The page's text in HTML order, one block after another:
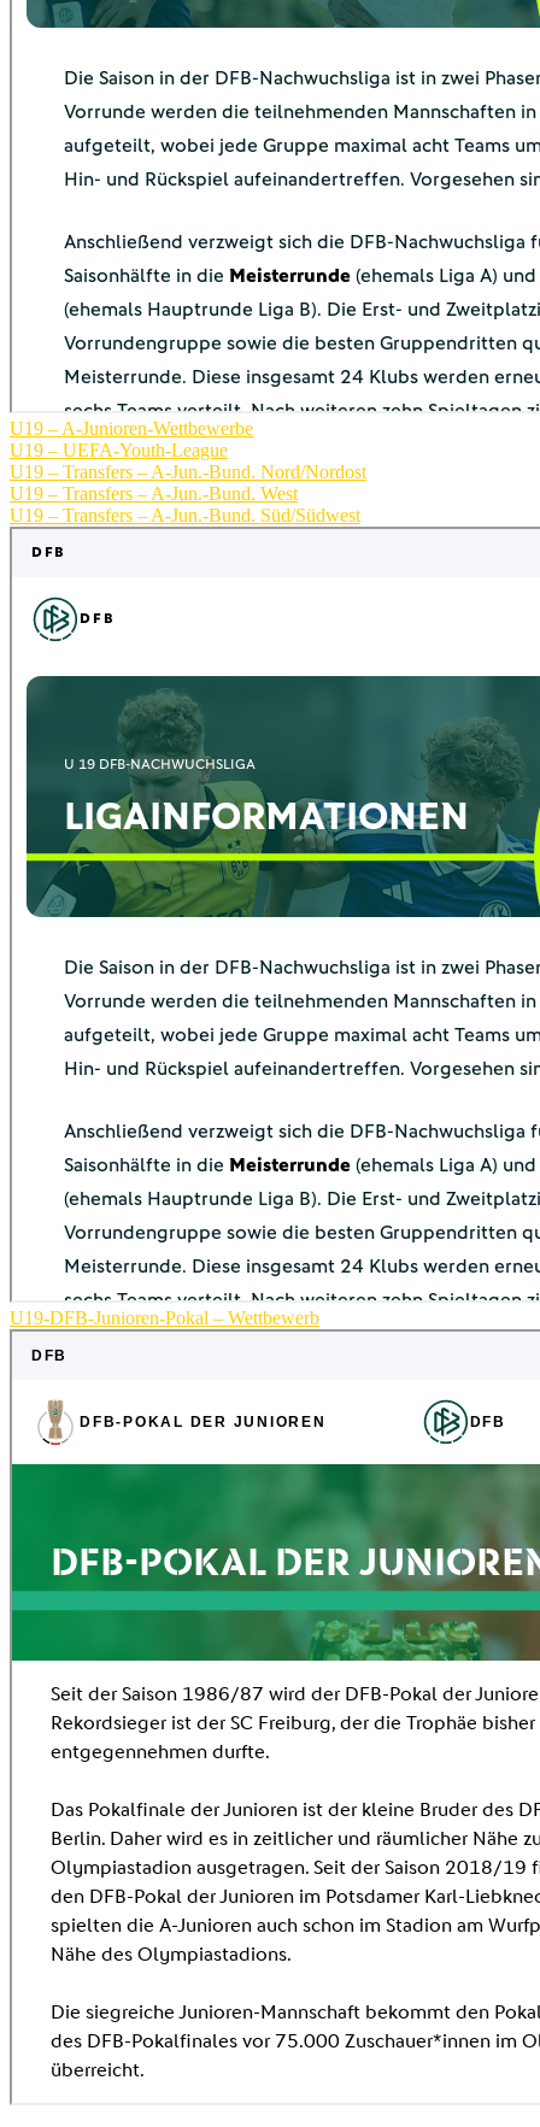
U19 – A-Junioren-Wettbewerbe
U19 – UEFA-Youth-League
U19 – Transfers – A-Jun.-Bund. Nord/Nordost
U19 – Transfers – A-Jun.-Bund. West
U19 – Transfers – A-Jun.-Bund. Süd/Südwest
U19-DFB-Junioren-Pokal – Wettbewerb